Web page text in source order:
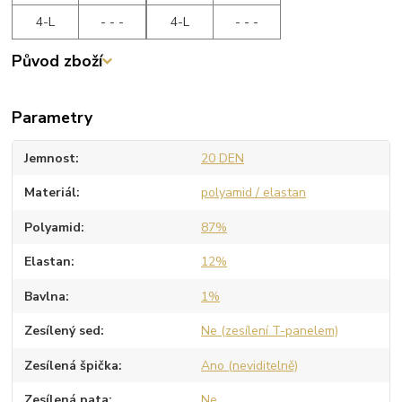
4-L - - - 4-L - - -
Původ zboží
Parametry
Jemnost 20 DEN
Materiál polyamid / elastan
Polyamid 87%
Elastan 12%
Bavlna 1%
Zesílený sed Ne (zesílení T-panelem)
Zesílená špička Ano (neviditelně)